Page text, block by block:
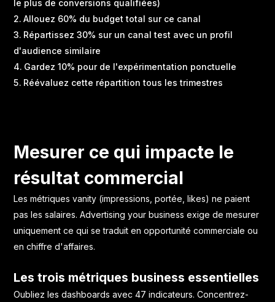
le plus de conversions qualifiées)
Allouez 60% du budget total sur ce canal
Répartissez 30% sur un canal test avec un profil
d'audience similaire
Gardez 10% pour de l'expérimentation ponctuelle
Réévaluez cette répartition tous les trimestres
Mesurer ce qui impacte le
résultat commercial
Les métriques vanity (impressions, portée, likes) ne paient
pas les salaires. Advertising your business exige de mesurer
uniquement ce qui se traduit en opportunité commerciale ou
en chiffre d'affaires.
Les trois métriques business essentielles
Oubliez les dashboards avec 47 indicateurs. Concentrez-